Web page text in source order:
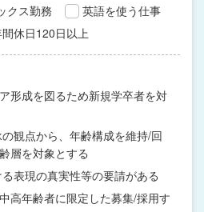
クス勤務
英語を使う仕事
休日120日以上
形成を図るため新規学卒者を対
観点から、年齢構成を維持/回
層を対象とする
表現の真実性等の要請がある
高年齢者に限定した募集/採用す